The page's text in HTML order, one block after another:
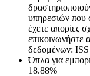
υπηρεσιών που
έχετε απορίες
επικοινωνήστε
δεδομένων:
Όπλα για
18.88%